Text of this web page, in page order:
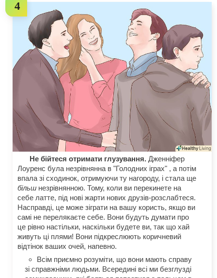
Не бійтеся отримати глузування. Дженніфер
Лоуренс була незрівнянна в "Голодних іграх" , а потім
впала зі сходинок, отримуючи ту нагороду, і стала ще
більш незрівнянною. Тому, коли ви перекинете на
себе латте, під нові жарти нових друзів-розслабтеся.
Насправді, це може зіграти на вашу користь, якщо ви
самі не перелякаєте себе. Вони будуть думати про
це рівно настільки, наскільки будете ви, так що хай
живуть ці плями! Вони підкреслюють коричневий
відтінок ваших очей, напевно.
Всім приємно розуміти, що вони мають справу
зі справжніми людьми. Всередині всі ми безглузді